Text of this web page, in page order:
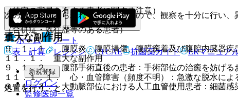
（特定の背景を有する患者に関する注意）
（合併症・既往歴等のある患者）
９．１．１． 腹膜炎、腹膜損傷、腹膜癒着及び腹腔内臓器疾
９．１．２． 腹部手術直後の患者：手術部位の治癒を妨げる
９．１．３． 大動脈部位における人工血管使用患者：細菌感
次の副作用があらわれることがあるので、観察を十分に行い
重大な副作用
１１．１． 重大な副作用
１１．１．１． 心・血管障害（頻度不明）：急激な脱水に
処置を行うこと。
ホーム
ノート
表・計算
レジメン CTCAE 抗菌薬ガイド ERマニュア
新規登録
ログイン
監修医師一覧